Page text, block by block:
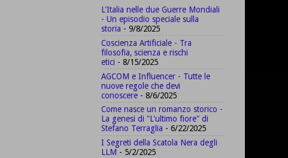
L'Italia nelle due Guerre Mondiali
- Un episodio speciale sulla
storia - 9/8/2025
Coscienza Artificiale - Tra
filosofia, scienza e rischi
etici - 8/15/2025
AGCOM e Influencer - Tutte le
nuove regole che devi
conoscere - 8/6/2025
Come nasce un romanzo storico -
La genesi di "L'ultimo fiore" di
Stefano Terraglia - 6/22/2025
I Segreti della Scatola Nera degli
LLM - 5/2/2025